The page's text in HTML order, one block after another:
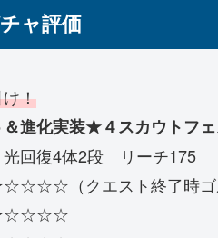
ャ評価
！
進化実装★４スカウトフ
回復4体2段 リーチ175
（クエスト終了時ゴ
★☆☆☆☆